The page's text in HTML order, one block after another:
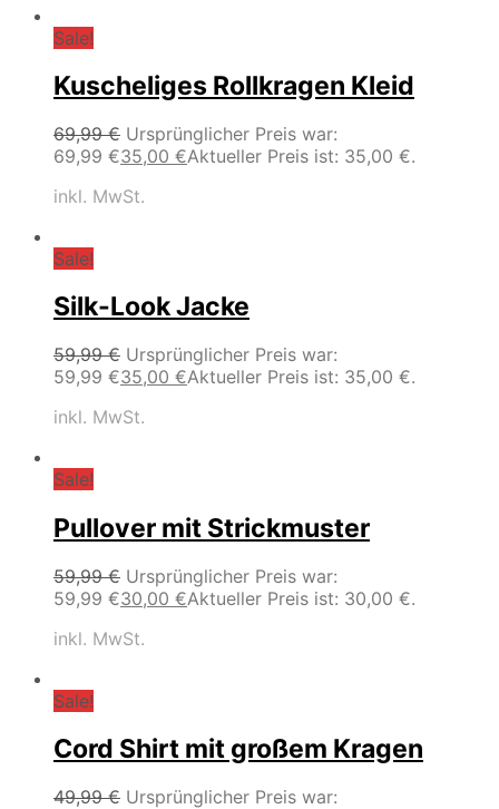
Sale!
Kuscheliges Rollkragen Kleid
69,99€ Ursprünglicher Preis war:
69,99 €35,00 €Aktueller Preis ist: 35,00 €.
inkl. MwSt.
Sale!
Silk-Look Jacke
59,99€ Ursprünglicher Preis war:
59,99 €35,00 €Aktueller Preis ist: 35,00 €.
inkl. MwSt.
Sale!
Pullover mit Strickmuster
59,99€ Ursprünglicher Preis war:
59,99 €30,00 €Aktueller Preis ist: 30,00 €.
inkl. MwSt.
Sale!
Cord Shirt mit großem Kragen
49,99€ Ursprünglicher Preis war: